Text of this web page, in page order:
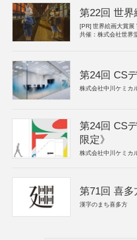
第22回 世界
[PR] 世界絵画大賞展
共催：株式会社世界
第24回 CS
株式会社中川ケミカ
第24回 CS
限定》
株式会社中川ケミカ
第71回 喜
漢字のまち喜多方